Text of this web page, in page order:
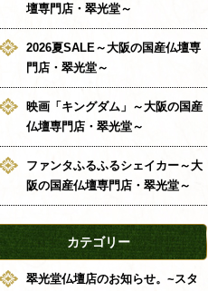
壇専門店・翠光堂～
2026夏SALE～大阪の国産仏壇専
門店・翠光堂～
映画「キングダム」～大阪の国産
仏壇専門店・翠光堂～
ファンタふるふるシェイカー～大
阪の国産仏壇専門店・翠光堂～
カテゴリー
翠光堂仏壇店のお知らせ。~スタ